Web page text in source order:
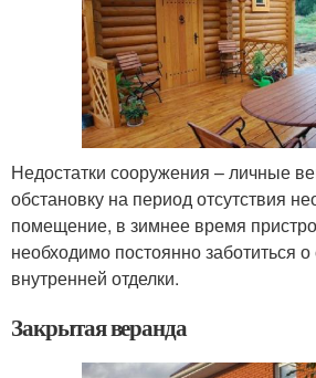
Недостатки сооружения – личные
обстановку на период отсутствия
помещение, в зимнее время
необходимо постоянно заботиться о
внутренней отделки.
Закрытая веранда